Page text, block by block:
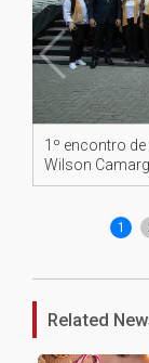
1º encontro
Wilson
1
Related